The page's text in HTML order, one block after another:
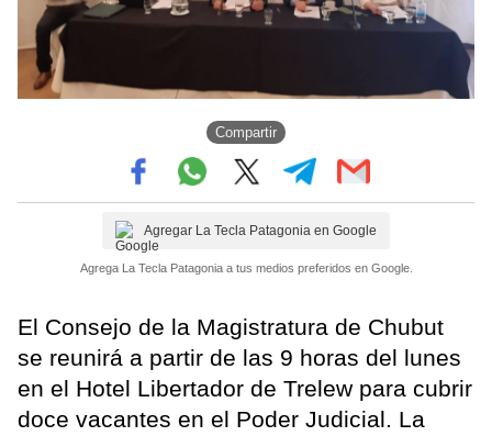
Compartir
Agregar La Tecla Patagonia en Google
Agrega La Tecla Patagonia a tus medios preferidos en Google.
El Consejo de la Magistratura de Chubut
se reunirá a partir de las 9 horas del lunes
en el Hotel Libertador de Trelew para cubrir
doce vacantes en el Poder Judicial. La